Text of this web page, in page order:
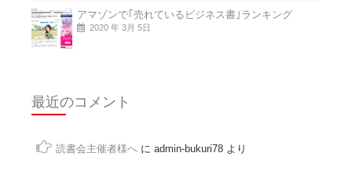
アマゾンで｢売れているビジネス書｣ランキング
2020 年 3月 5日
最近のコメント
読書会主催者様へ に admin-bukuri78 より